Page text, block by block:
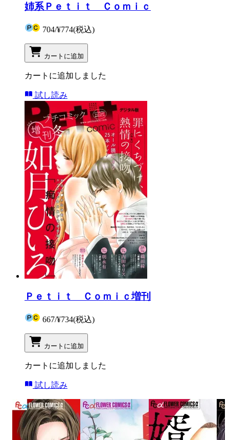
姉系Ｐｅｔｉｔ Ｃｏｍｉｃ
704/¥774(税込)
カートに追加
カートに追加しました
試し読み
Ｐｅｔｉｔ Ｃｏｍｉｃ増刊
667/¥734(税込)
カートに追加
カートに追加しました
試し読み